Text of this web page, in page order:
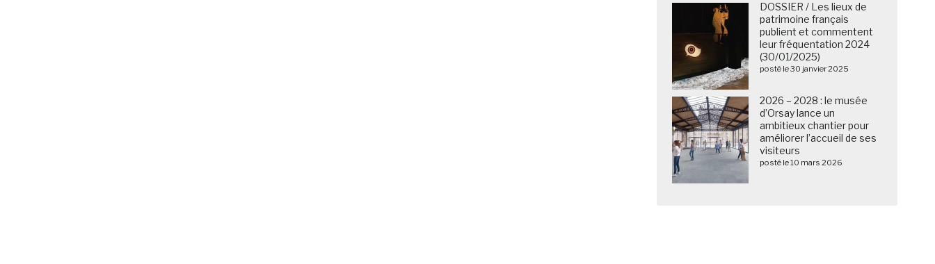
DOSSIER / Les lieux de
patrimoine français
publient et commentent
leur fréquentation 2024
(30/01/2025)
posté le 30 janvier 2025
2026 – 2028 : le musée
d’Orsay lance un
ambitieux chantier pour
améliorer l’accueil de ses
visiteurs
posté le 10 mars 2026